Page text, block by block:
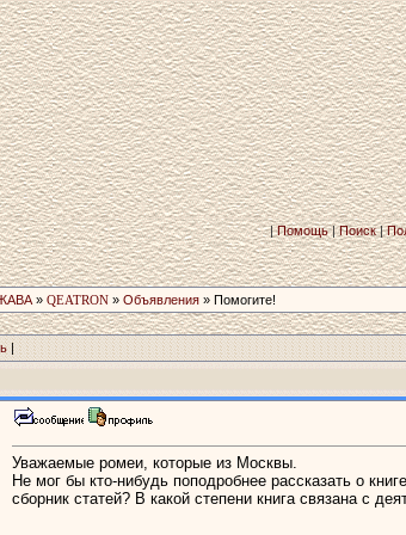
|Помощь|Поиск|
» QEATRON » Объявления » Помогите!
|
Уважаемые ромеи, которые из Москвы.
Не мог бы кто-нибудь поподробнее рассказать о
сборник статей? В какой степени книга связана с